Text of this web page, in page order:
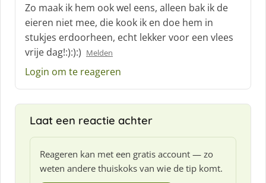
c
h
r
e
e
:
Zo maak ik hem ook wel eens, alleen bak ik de
eieren niet mee, die kook ik en doe hem in
stukjes erdoorheen, echt lekker voor een vlees
vrije dag!:):):) Melden
Login om te reageren
Laat een reactie achter
Reageren kan met een gratis account — zo
weten andere thuiskoks van wie de tip komt.